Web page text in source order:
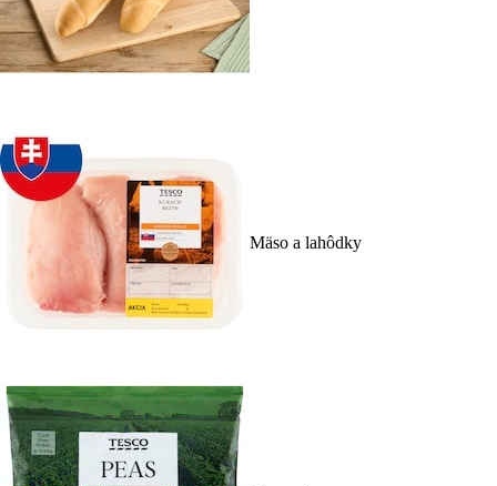
Mäso a lahôdky